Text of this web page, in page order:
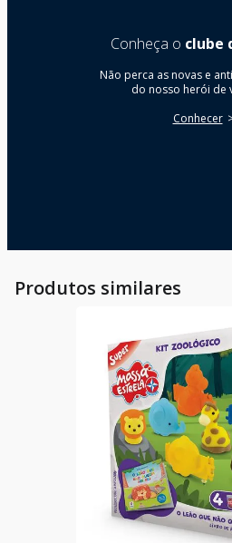
Conheça o clube
Não perca as novas e
do nosso herói de
Conhecer
Produtos similares